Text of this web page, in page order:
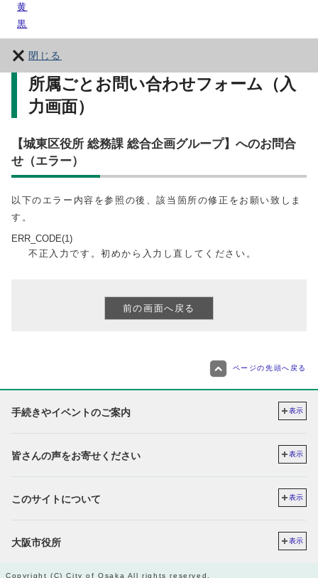
黄
黒
閉じる
所属ごとお問い合わせフォーム（入
力画面）
【城東区役所 総務課 総合企画グループ】へのお問合
せ（エラー）
以下のエラー内容を参照の後、該当箇所の修正をお願い致しま
す。
ERR_CODE(1)
不正入力です。初めから入力し直してください。
ページの先頭へ戻る
手続きやイベントのご案内 表示
皆さんの声をお寄せください 表示
このサイトについて 表示
大阪市役所 表示
Copyright (C) City of Osaka All rights reserved.